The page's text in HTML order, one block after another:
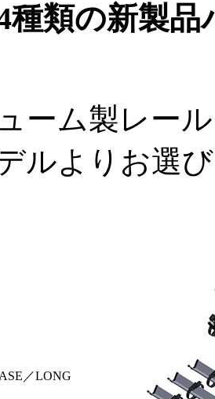
種類の新製
ーム製レー
ルよりお選
／LONG